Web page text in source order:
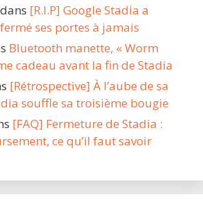
dans [R.I.P] Google Stadia a
ses portes à jamais
Bluetooth manette, « Worm
cadeau avant la fin de Stadia
[Rétrospective] À l’aube de sa
souffle sa troisième bougie
[FAQ] Fermeture de Stadia :
ce qu’il faut savoir